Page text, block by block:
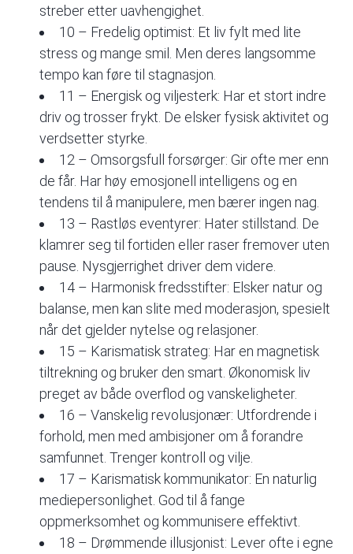
streber etter uavhengighet.
10 – Fredelig optimist: Et liv fylt med lite
stress og mange smil. Men deres langsomme
tempo kan føre til stagnasjon.
11 – Energisk og viljesterk: Har et stort indre
driv og trosser frykt. De elsker fysisk aktivitet og
verdsetter styrke.
12 – Omsorgsfull forsørger: Gir ofte mer enn
de får. Har høy emosjonell intelligens og en
tendens til å manipulere, men bærer ingen nag.
13 – Rastløs eventyrer: Hater stillstand. De
klamrer seg til fortiden eller raser fremover uten
pause. Nysgjerrighet driver dem videre.
14 – Harmonisk fredsstifter: Elsker natur og
balanse, men kan slite med moderasjon, spesielt
når det gjelder nytelse og relasjoner.
15 – Karismatisk strateg: Har en magnetisk
tiltrekning og bruker den smart. Økonomisk liv
preget av både overflod og vanskeligheter.
16 – Vanskelig revolusjonær: Utfordrende i
forhold, men med ambisjoner om å forandre
samfunnet. Trenger kontroll og vilje.
17 – Karismatisk kommunikator: En naturlig
mediepersonlighet. God til å fange
oppmerksomhet og kommunisere effektivt.
18 – Drømmende illusjonist: Lever ofte i egne